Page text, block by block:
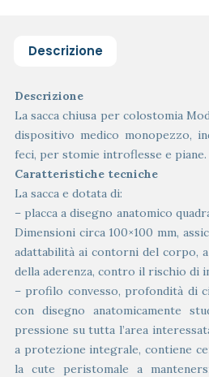
Descrizione
Descrizione
La sacca chiusa per colostomia
dispositivo medico monopezzo,
feci, per stomie introflesse e piane.
Caratteristiche tecniche
La sacca e dotata di:
– placca a disegno anatomico
Dimensioni circa 100×100 mm,
adattabilità ai contorni del corpo,
della aderenza, contro il rischio di
– profilo convesso, profondità di
con disegno anatomicamente
pressione su tutta l’area
a protezione integrale, contiene
la cute peristomale a